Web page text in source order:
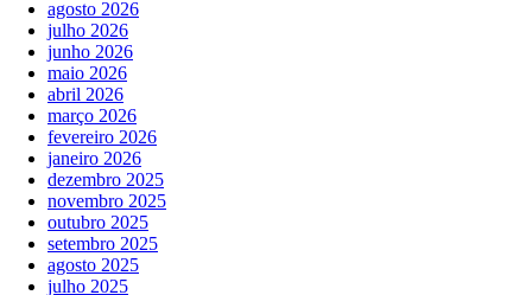
agosto 2026
julho 2026
junho 2026
maio 2026
abril 2026
março 2026
fevereiro 2026
janeiro 2026
dezembro 2025
novembro 2025
outubro 2025
setembro 2025
agosto 2025
julho 2025